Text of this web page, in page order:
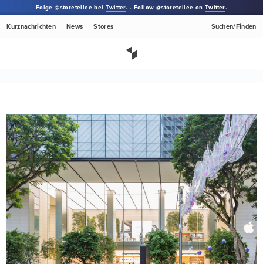
Folge @storetellee beiTwitter. · Follow @storetellee onTwitter.
Kurznachrichten News Stores Suchen/Finden